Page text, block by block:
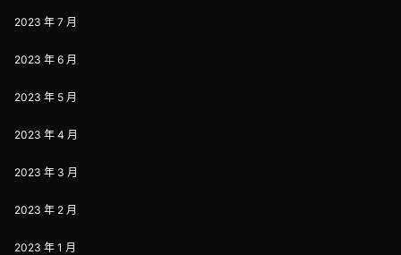
2023 年 7 月
2023 年 6 月
2023 年 5 月
2023 年 4 月
2023 年 3 月
2023 年 2 月
2023 年 1 月